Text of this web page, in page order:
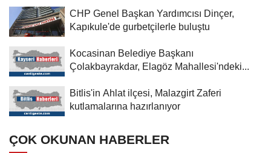
CHP Genel Başkan Yardımcısı Dinçer,
Kapıkule'de gurbetçilerle buluştu
Kocasinan Belediye Başkanı
Çolakbayrakdar, Elagöz Mahallesi'ndeki...
Bitlis'in Ahlat ilçesi, Malazgirt Zaferi
kutlamalarına hazırlanıyor
ÇOK OKUNAN HABERLER